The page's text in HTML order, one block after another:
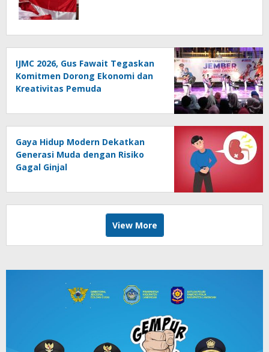
IJMC 2026, Gus Fawait Tegaskan
Komitmen Dorong Ekonomi dan
Kreativitas Pemuda
Gaya Hidup Modern Dekatkan
Generasi Muda dengan Risiko
Gagal Ginjal
View More